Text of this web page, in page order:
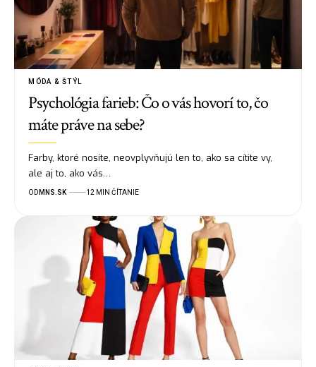
MÓDA & ŠTÝL
Psychológia farieb: Čo o vás hovorí to, čo
máte práve na sebe?
Farby, ktoré nosíte, neovplyvňujú len to, ako sa cítite vy,
ale aj to, ako vás…
OD MNS.SK 12 MIN ČÍTANIE